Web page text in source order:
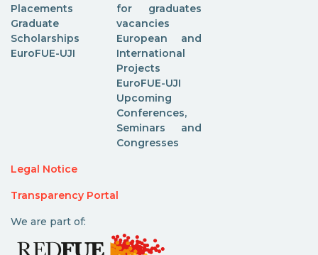
Placements
Graduate
Scholarships
EuroFUE-UJI
for graduates
vacancies
European and
International
Projects
EuroFUE-UJI
Upcoming
Conferences,
Seminars and
Congresses
Legal Notice
Transparency Portal
We are part of: